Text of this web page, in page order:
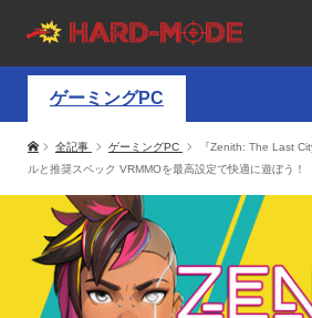
ゲーミングPC
全記事 ゲーミングPC
『Zenith: The Last
ルと推奨スペック VRMMOを最高設定で快適に遊ぼう！